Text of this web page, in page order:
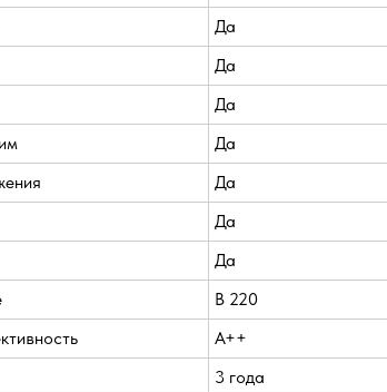
Да
Да
Да
Да
Да
Да
Да
В 220
A++
3 года